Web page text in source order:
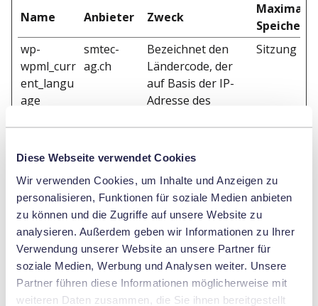
Diese Webseite verwendet Cookies
Wir verwenden Cookies, um Inhalte und Anzeigen zu
personalisieren, Funktionen für soziale Medien anbieten
zu können und die Zugriffe auf unsere Website zu
analysieren. Außerdem geben wir Informationen zu Ihrer
Verwendung unserer Website an unsere Partner für
soziale Medien, Werbung und Analysen weiter. Unsere
Partner führen diese Informationen möglicherweise mit
weiteren Daten zusammen, die Sie ihnen bereitgestellt
Name Anbieter Zweck
Maximale
wp-
wpml_curr
ent_langu
age
smtec-
ag.ch
Bezeichnet den
Ländercode, der
auf Basis der IP-
Adresse des
Verwendet, um
welche Sprache für
Benutzer
verwendet werden
soll.
Sitzung
Statistiken (2)